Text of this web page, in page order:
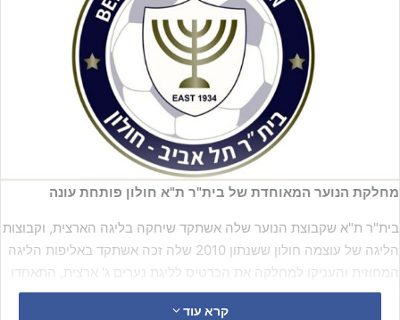
מחלקת הנוער המאוחדת של בית"ר ת"א חולון פותחת עונה
בית"ר ת"א שקבוצת הנוער שלה אשתקד שיחקה בליגה הארצית, וקבוצות
הליגה של עוצמה חולון ששנתון 2010 שלה זכה אשתקד באליפות הליגה
המחוזית והעניקו למחלקה את הכרטיס לליגת נערים ג' ארצית, התאחדו
לקראת עונת המשחקים 25-26.
קרא עוד